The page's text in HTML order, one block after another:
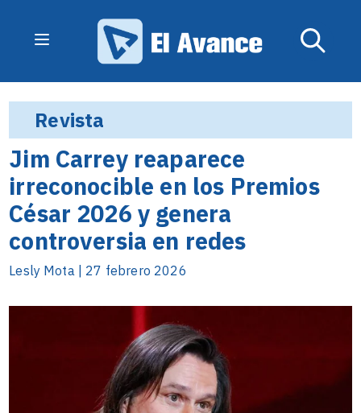
Revista
Jim Carrey reaparece
irreconocible en los Premios
César 2026 y genera
controversia en redes
Lesly Mota | 27 febrero 2026